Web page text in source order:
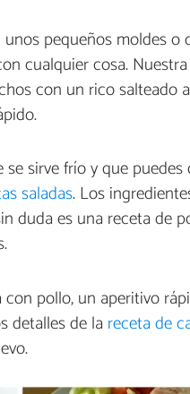
pequeños moldes o
cualquier cosa.
con un rico salteado
se sirve frío y que
saladas. Los
duda es una receta de
con pollo, un aperitivo
detalles de la receta de